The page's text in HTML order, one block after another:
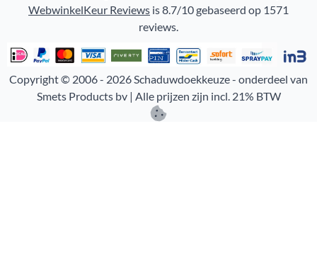
WebwinkelKeur Reviews is 8.7/10 gebaseerd op 1571
reviews.
Copyright © 2006 - 2026 Schaduwdoekkeuze - onderdeel van
Smets Products bv | Alle prijzen zijn incl. 21% BTW